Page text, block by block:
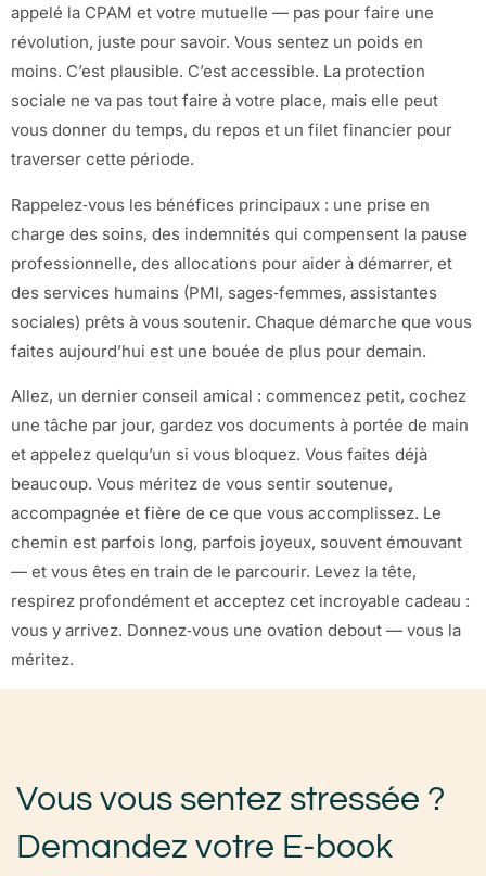
appelé la CPAM et votre mutuelle — pas pour faire une
révolution, juste pour savoir. Vous sentez un poids en
moins. C’est plausible. C’est accessible. La protection
sociale ne va pas tout faire à votre place, mais elle peut
vous donner du temps, du repos et un filet financier pour
traverser cette période.
Rappelez‑vous les bénéfices principaux : une prise en
charge des soins, des indemnités qui compensent la pause
professionnelle, des allocations pour aider à démarrer, et
des services humains (PMI, sages‑femmes, assistantes
sociales) prêts à vous soutenir. Chaque démarche que vous
faites aujourd’hui est une bouée de plus pour demain.
Allez, un dernier conseil amical : commencez petit, cochez
une tâche par jour, gardez vos documents à portée de main
et appelez quelqu’un si vous bloquez. Vous faites déjà
beaucoup. Vous méritez de vous sentir soutenue,
accompagnée et fière de ce que vous accomplissez. Le
chemin est parfois long, parfois joyeux, souvent émouvant
— et vous êtes en train de le parcourir. Levez la tête,
respirez profondément et acceptez cet incroyable cadeau :
vous y arrivez. Donnez‑vous une ovation debout — vous la
méritez.
Vous vous sentez stressée ?
Demandez votre E-book